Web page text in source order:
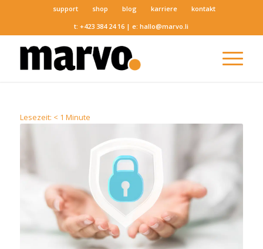
support shop blog karriere
kontakt
t:+423 384 24 16 | e:hallo@marvo.li
Lesezeit: < 1 Minute